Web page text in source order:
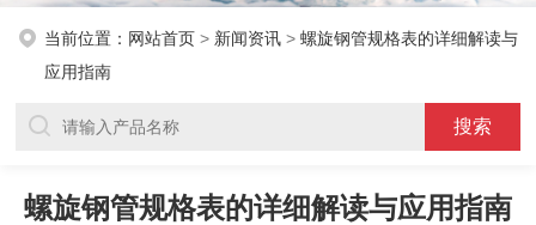
当前位置： 网站首页 > 新闻资讯 > 螺旋钢管规格表的详细解读与
应用指南
螺旋钢管规格表的详细解读与应用指南